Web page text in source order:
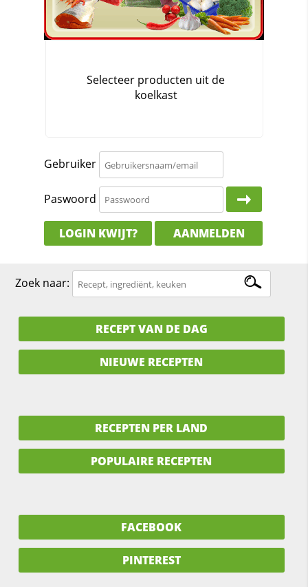
Gebruiker
Paswoord
LOGIN KWIJT? AANMELDEN
Zoek naar:
RECEPT VAN DE DAG
NIEUWE RECEPTEN
RECEPTEN PER LAND
POPULAIRE RECEPTEN
FACEBOOK
PINTEREST